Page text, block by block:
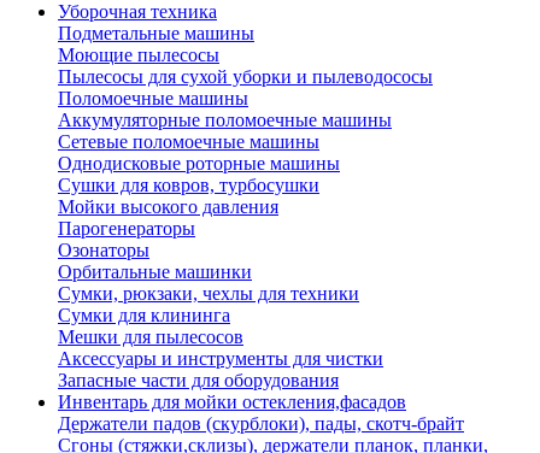
Уборочная техника
Подметальные машины
Моющие пылесосы
Пылесосы для сухой уборки и пылеводососы
Поломоечные машины
Аккумуляторные поломоечные машины
Сетевые поломоечные машины
Однодисковые роторные машины
Сушки для ковров, турбосушки
Мойки высокого давления
Парогенераторы
Озонаторы
Орбитальные машинки
Сумки, рюкзаки, чехлы для техники
Сумки для клининга
Мешки для пылесосов
Аксессуары и инструменты для чистки
Запасные части для оборудования
Инвентарь для мойки остекления,фасадов
Держатели падов (скурблоки), пады, скотч-брайт
Сгоны (стяжки,склизы), держатели планок, планки,